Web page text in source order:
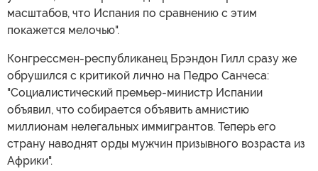
масштабов, что Испания по сравнению с этим
покажется мелочью".
Конгрессмен-республиканец Брэндон Гилл сразу же
обрушился с критикой лично на Педро Санчеса:
"Социалистический премьер-министр Испании
объявил, что собирается объявить амнистию
миллионам нелегальных иммигрантов. Теперь его
страну наводнят орды мужчин призывного возраста из
Африки".